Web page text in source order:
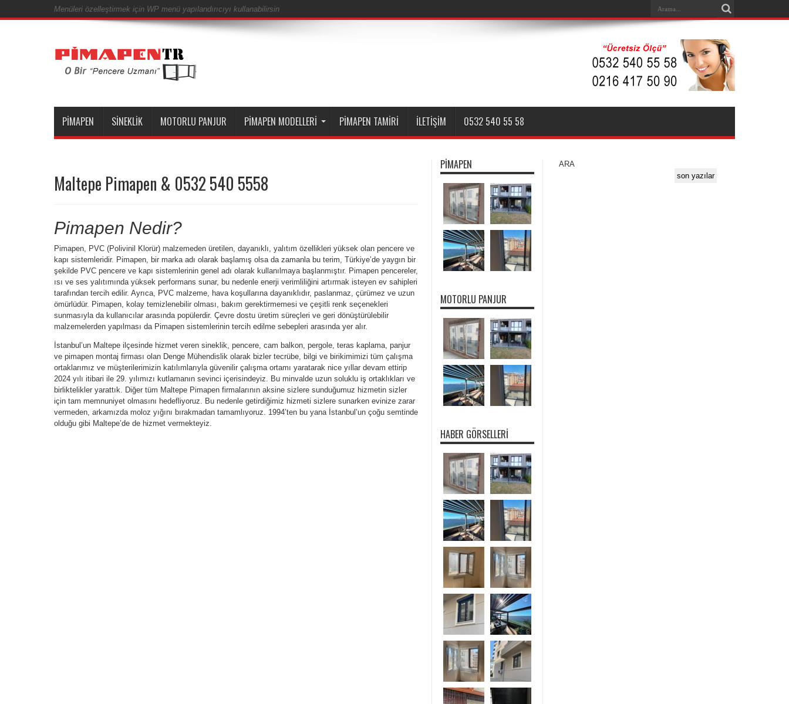
Menüleri özelleştirmek için WP menü yapılandırıcıyı kullanabilirsin
PIMAPEN SINEKLIK MOTORLU PANJUR PIMAPEN MODELLERI PIMAPEN TAMIRI İLETIŞIM 0532 540 55 58
Maltepe Pimapen & 0532 540 5558
Pimapen Nedir?
Pimapen, PVC (Polivinil Klorür) malzemeden üretilen, dayanıklı, yalıtım özellikleri yüksek olan pencere ve
kapı sistemleridir. Pimapen, bir marka adı olarak başlamış olsa da zamanla bu terim, Türkiye’de yaygın bir
şekilde PVC pencere ve kapı sistemlerinin genel adı olarak kullanılmaya başlanmıştır. Pimapen pencereler,
ısı ve ses yalıtımında yüksek performans sunar, bu nedenle enerji verimliliğini artırmak isteyen ev sahipleri
tarafından tercih edilir. Ayrıca, PVC malzeme, hava koşullarına dayanıklıdır, paslanmaz, çürümez ve uzun
ömürlüdür. Pimapen, kolay temizlenebilir olması, bakım gerektirmemesi ve çeşitli renk seçenekleri
sunmasıyla da kullanıcılar arasında popülerdir. Çevre dostu üretim süreçleri ve geri dönüştürülebilir
malzemelerden yapılması da Pimapen sistemlerinin tercih edilme sebepleri arasında yer alır.
İstanbul’un Maltepe ilçesinde hizmet veren sineklik, pencere, cam balkon, pergole, teras kaplama, panjur
ve pimapen montaj firması olan Denge Mühendislik olarak bizler tecrübe, bilgi ve birikimimizi tüm çalışma
ortaklarımız ve müşterilerimizin katılımlarıyla güvenilir çalışma ortamı yaratarak nice yıllar devam ettirip
2024 yılı itibari ile 29. yılımızı kutlamanın sevinci içerisindeyiz. Bu minvalde uzun soluklu iş ortaklıkları ve
birliktelikler yarattık. Diğer tüm Maltepe Pimapen firmalarının aksine sizlere sunduğumuz hizmetin sizler
için tam memnuniyet olmasını hedefliyoruz. Bu nedenle getirdiğimiz hizmeti sizlere sunarken evinize zarar
vermeden, arkamızda moloz yığını bırakmadan tamamlıyoruz. 1994’ten bu yana İstanbul’un çoğu semtinde
olduğu gibi Maltepe’de de hizmet vermekteyiz.
PIMAPEN
MOTORLU PANJUR
HABER GÖRSELLERI
ARA
son yazılar